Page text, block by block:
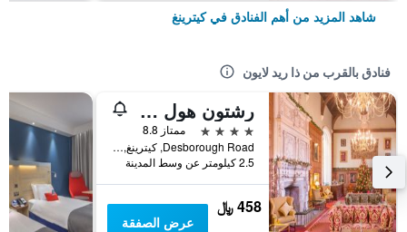
شاهد المزيد من أهم الفنادق في كيترينغ
فنادق بالقرب من ذا ريد لايون
رشتون هول هوتل آند سبا
4 نجوم
ممتاز 8.8
Desborough Road, كيترينغ, المملكة المتحدة
2.5 كيلومتر عن وسط المدينة
458 ﷼
عرض الصفقة